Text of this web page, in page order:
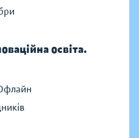
освіта.